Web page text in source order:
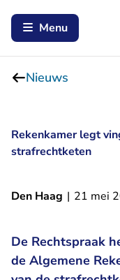
Menu
Nieuws
Rekenkamer legt
strafrechtketen
Den Haag | 21 mei
De Rechtspraak
de Algemene